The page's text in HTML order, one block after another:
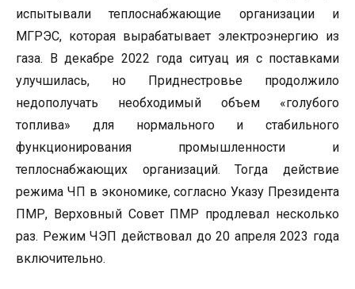
испытывали теплоснабжающие организации и
МГРЭС, которая вырабатывает электроэнергию из
газа. В декабре 2022 года ситуац ия с поставками
улучшилась, но Приднестровье продолжило
недополучать необходимый объем «голубого
топлива» для нормального и стабильного
функционирования промышленности и
теплоснабжающих организаций. Тогда действие
режима ЧП в экономике, согласно Указу Президента
ПМР, Верховный Совет ПМР продлевал несколько
раз. Режим ЧЭП действовал до 20 апреля 2023 года
включительно.